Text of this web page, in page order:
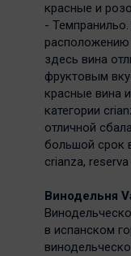
красные и
-
расположению
здесь вина
фруктовым
красные вина
категории
отличной
большой срок
crianza,
Винодельня
в испанском